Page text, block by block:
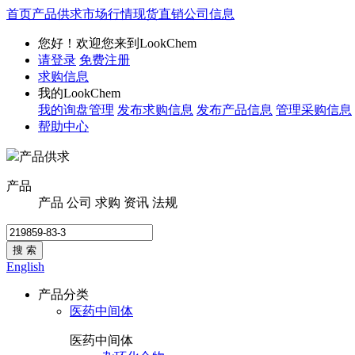
首页产品供求市场行情现货直销公司信息
您好！欢迎您来到LookChem
请登录 免费注册
求购信息
我的LookChem
我的询盘管理 发布求购信息 发布产品信息 管理采购信息
帮助中心
产品供求
产品
产品 公司 求购 资讯 法规
搜 索
English
产品分类
医药中间体
医药中间体